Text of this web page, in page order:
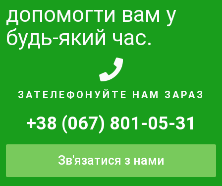
допомогти вам у
будь-який час.
ЗАТЕЛЕФОНУЙТЕ НАМ ЗАРАЗ
+38 (067) 801-05-31
Зв'язатися з нами